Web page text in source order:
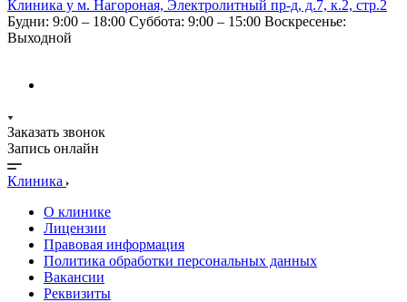
Клиника у м. Нагороная, Электролитный пр-д, д.7, к.2, стр.2
Будни: 9:00 – 18:00 Суббота: 9:00 – 15:00 Воскресенье:
Выходной
Заказать звонок
Запись онлайн
Клиника
О клинике
Лицензии
Правовая информация
Политика обработки персональных данных
Вакансии
Реквизиты